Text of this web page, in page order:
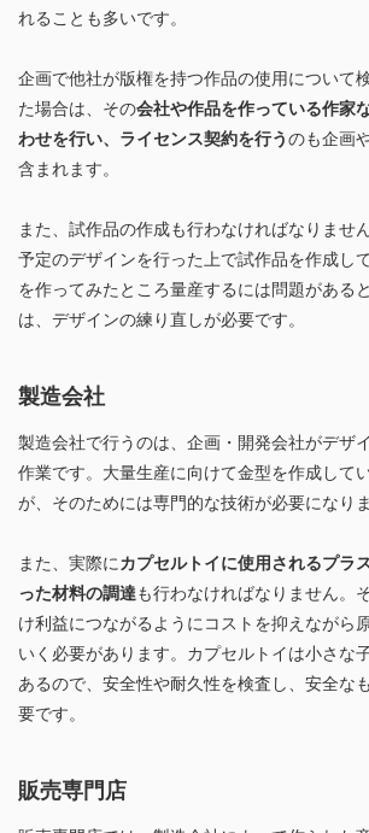
れることも多いです。
企画で他社が版権を持つ作品の使用について
た場合は、その会社や作品を作っている作家
わせを行い、ライセンス契約を行うのも企画
含まれます。
また、試作品の作成も行わなければなりませ
予定のデザインを行った上で試作品を作成し
を作ってみたところ量産するには問題がある
は、デザインの練り直しが必要です。
製造会社
製造会社で行うのは、企画・開発会社がデザ
作業です。大量生産に向けて金型を作成して
が、そのためには専門的な技術が必要になりま
また、実際にカプセルトイに使用されるプラ
った材料の調達も行わなければなりません。
け利益につながるようにコストを抑えながら
いく必要があります。カプセルトイは小さな
あるので、安全性や耐久性を検査し、安全な
要です。
販売専門店